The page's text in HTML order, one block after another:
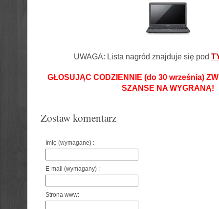
UWAGA: Lista nagród znajduje się pod
GŁOSUJĄC CODZIENNIE (do 30 września)
SZANSE NA WYGRANĄ!
Zostaw komentarz
Imię (wymagane) :
E-mail (wymagany) :
Strona www: